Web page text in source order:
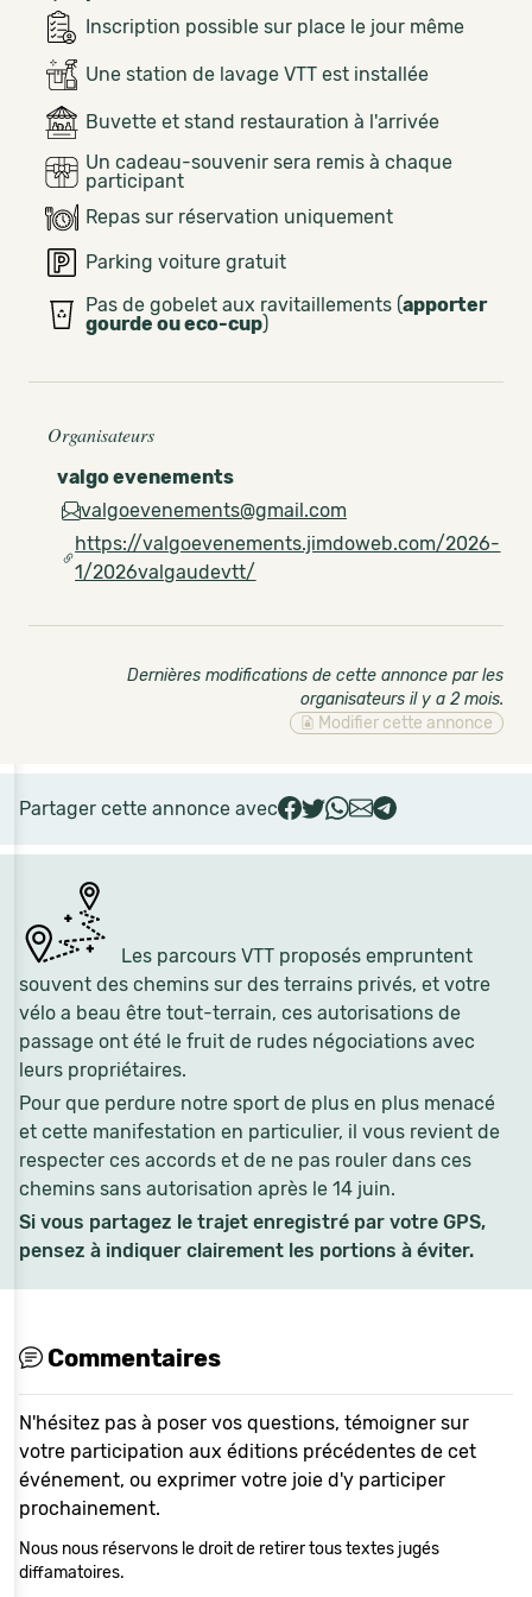
Les parcours VTT proposés empruntent
souvent des chemins sur des terrains privés, et votre
vélo a beau être tout-terrain, ces autorisations de
passage ont été le fruit de rudes négociations avec
leurs propriétaires.
Pour que perdure notre sport de plus en plus menacé
et cette manifestation en particulier, il vous revient de
respecter ces accords et de ne pas rouler dans ces
chemins sans autorisation après le 14 juin.
Si vous partagez le trajet enregistré par votre GPS,
pensez à indiquer clairement les portions à éviter.
Inscription possible sur place le jour même
Une station de lavage VTT est installée
Buvette et stand restauration à l'arrivée
Un cadeau-souvenir sera remis à chaque
participant
Repas sur réservation uniquement
Parking voiture gratuit
Pas de gobelet aux ravitaillements (apporter
gourde ou eco-cup)
Organisateurs
valgo evenements
valgoevenements@gmail.com
https://valgoevenements.jimdoweb.com/2026-
1/2026valgaudevtt/
Dernières modifications de cette annonce par les
organisateurs il y a 2 mois.
Modifier cette annonce
Partager cette annonce avec
Commentaires
N'hésitez pas à poser vos questions, témoigner sur
votre participation aux éditions précédentes de cet
événement, ou exprimer votre joie d'y participer
prochainement.
Nous nous réservons le droit de retirer tous textes jugés
diffamatoires.